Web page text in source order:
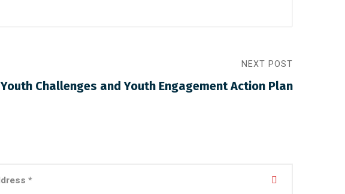
NEXT POST
Youth Challenges and Youth Engagement Action Plan